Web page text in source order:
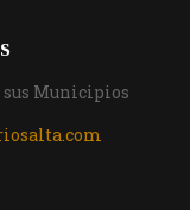
Municipios